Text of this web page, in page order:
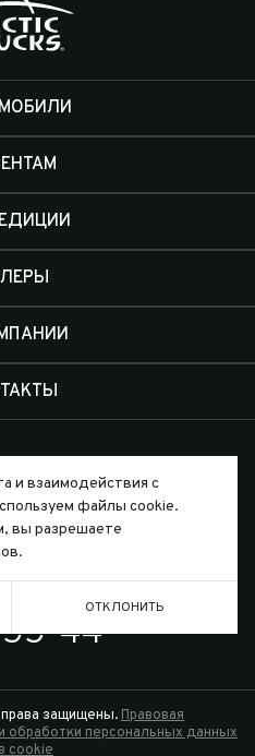
55-44
защищены. Правовая
обработки персональных данных
cookie
и взаимодействия с
файлы cookie.
вы разрешаете
ОТКЛОНИТЬ